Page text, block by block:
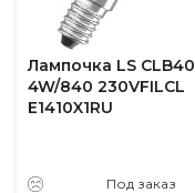
Лампочка LS CLB40
4W/840 230VFILCL
E1410X1RU
Под заказ